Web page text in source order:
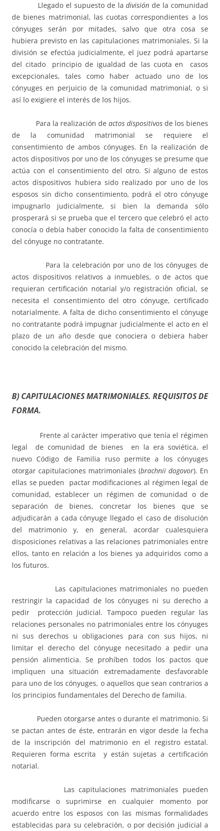
Llegado el supuesto de ladivisión de la comunidad
de bienes matrimonial, las cuotas correspondientes a los
cónyuges serán por mitades, salvo que otra cosa se
hubiera previsto en las capitulaciones matrimoniales. Si la
división se efectúa judicialmente, el juez podrá apartarse
del citado principio de igualdad de las cuota en casos
excepcionales, tales como haber actuado uno de los
cónyuges en perjuicio de la comunidad matrimonial, o si
así lo exigiere el interés de los hijos.
Para la realización de actos dispositivosde los bienes
de la comunidad matrimonial se requiere el
consentimiento de ambos cónyuges. En la realización de
actos dispositivos por uno de los cónyuges se presume que
actúa con el consentimiento del otro. Si alguno de estos
actos dispositivos hubiera sido realizado por uno de los
esposos sin dicho consentimiento, podrá el otro cónyuge
impugnarlo judicialmente, si bien la demanda sólo
prosperará si se prueba que el tercero que celebró el acto
conocía o debía haber conocido la falta de consentimiento
del cónyuge no contratante.
Para la celebración por uno de los cónyuges de
actos dispositivos relativos a inmuebles, o de actos que
requieran certificación notarial y/o registración oficial, se
necesita el consentimiento del otro cónyuge, certificado
notarialmente. A falta de dicho consentimiento el cónyuge
no contratante podrá impugnar judicialmente el acto en el
plazo de un año desde que conociera o debiera haber
conocido la celebración del mismo.
B) CAPITULACIONES MATRIMONIALES. REQUISITOS DE
FORMA.
Frente al carácter imperativo que tenía el régimen
legal de comunidad de bienes en la era soviética, el
nuevo Código de Familia ruso permite a los cónyuges
otorgar capitulaciones matrimoniales (brachnii dogovor). En
ellas se pueden pactar modificaciones al régimen legal de
comunidad, establecer un régimen de comunidad o de
separación de bienes, concretar los bienes que se
adjudicarán a cada cónyuge llegado el caso de disolución
del matrimonio y, en general, acordar cualesquiera
disposiciones relativas a las relaciones patrimoniales entre
ellos, tanto en relación a los bienes ya adquiridos como a
los futuros.
Las capitulaciones matrimoniales no pueden
restringir la capacidad de los cónyuges ni su derecho a
pedir protección judicial. Tampoco pueden regular las
relaciones personales no patrimoniales entre los cónyuges
ni sus derechos u obligaciones para con sus hijos, ni
limitar el derecho del cónyuge necesitado a pedir una
pensión alimenticia. Se prohíben todos los pactos que
impliquen una situación extremadamente desfavorable
para uno de los cónyuges, o aquellos que sean contrarios a
los principios fundamentales del Derecho de familia.
Pueden otorgarse antes o durante el matrimonio. Si
se pactan antes de éste, entrarán en vigor desde la fecha
de la inscripción del matrimonio en el registro estatal.
Requieren forma escrita y están sujetas a certificación
notarial.
Las capitulaciones matrimoniales pueden
modificarse o suprimirse en cualquier momento por
acuerdo entre los esposos con las mismas formalidades
establecidas para su celebración, o por decisión judicial a